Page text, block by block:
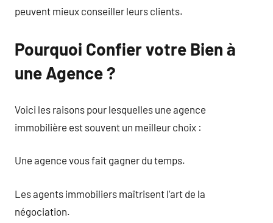
peuvent mieux conseiller leurs clients.
Pourquoi Confier votre Bien à
une Agence ?
Voici les raisons pour lesquelles une agence
immobilière est souvent un meilleur choix :
Une agence vous fait gagner du temps.
Les agents immobiliers maîtrisent l’art de la
négociation.